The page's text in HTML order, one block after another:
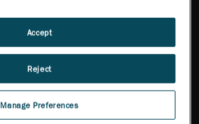
汎用性に優れた3-in-1シス
テム
Manage Preferences
Reject
Accept